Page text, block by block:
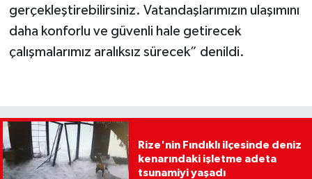
gerçekleştirebilirsiniz. Vatandaşlarımızın ulaşımını
daha konforlu ve güvenli hale getirecek
çalışmalarımız aralıksız sürecek” denildi.
Rize'nin Fındıklı ilçesinde deniz
kenarındaki işletme adeta
tsunamiyi yaşadı